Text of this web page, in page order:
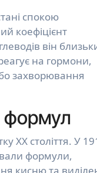
спокою
коефіцієнт
він
на гормони,
захворювання
формул
XX століття. У
формули,
кисню та